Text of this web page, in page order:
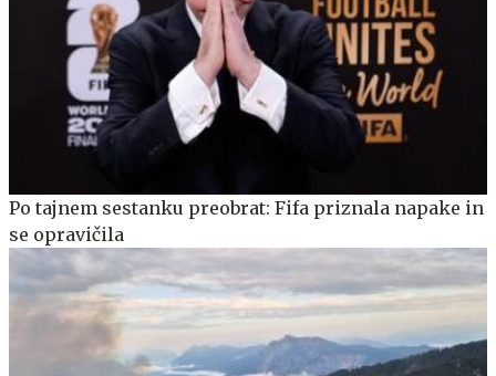
Po tajnem sestanku preobrat: Fifa priznala napake in
se opravičila